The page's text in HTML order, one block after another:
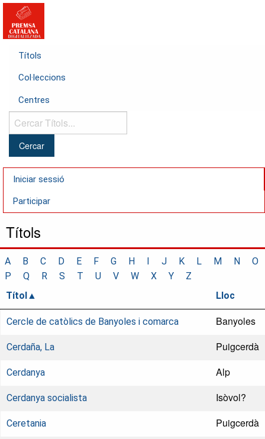
Títols
Col·leccions
Centres
Cercar
Títols...
Iniciar sessió
Participar
Títols
A B C D E F G H I J K L M N
O
P
Q R S T U V W X Y
Z
Títol
Lloc
Cercle de catòlics de Banyoles i comarca Banyoles
Cerdaña, La Puigcerdà
Cerdanya Alp
Cerdanya socialista Isòvol?
Ceretania Puigcerdà